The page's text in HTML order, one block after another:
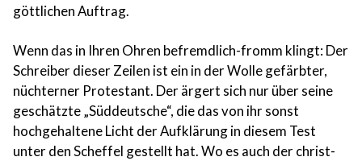
göttlichen Auftrag.
Wenn das in Ihren Ohren befremdlich-fromm klingt: Der
Schreiber dieser Zeilen ist ein in der Wolle gefärbter,
nüchterner Protestant. Der ärgert sich nur über seine
geschätzte „Süddeutsche“, die das von ihr sonst
hochgehaltene Licht der Aufklärung in diesem Test
unter den Scheffel gestellt hat. Wo es auch der christ-